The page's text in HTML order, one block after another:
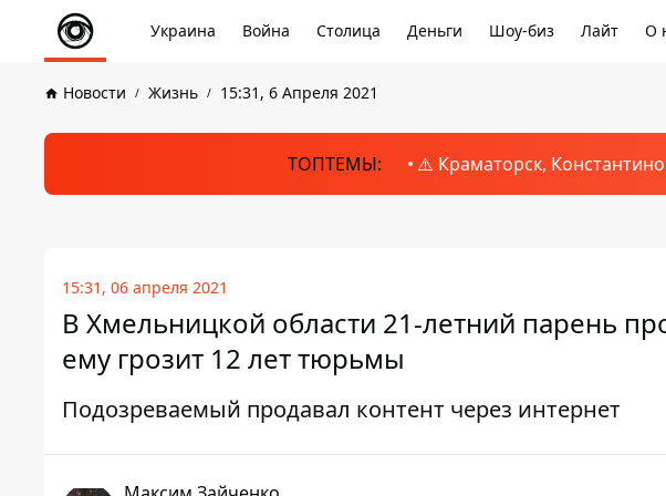
Украина Война Столица Деньги Шоу-биз Лайт О
Новости Жизнь 15:31, 6 Апреля 2021
ТОПТЕМЫ: ⚠️ Краматорск,
15:31, 06 апреля 2021
В Хмельницкой области 21-летний парень
ему грозит 12 лет тюрьмы
Подозреваемый продавал контент через интернет